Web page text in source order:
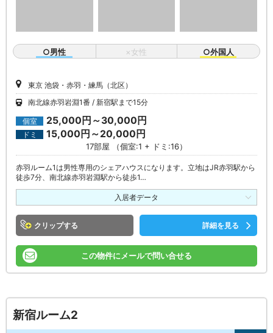
○男性 ×女性 ○外国人
東京 池袋・赤羽・練馬（北区）
南北線赤羽岩淵1番
新宿駅まで15分
個室 25,000円～30,000円
ドミ 15,000円～20,000円
17部屋 （個室:1 + ドミ:16）
赤羽ルーム1は男性専用のシェアハウスになります。立地はJR赤羽駅から
徒歩7分、南北線赤羽岩淵駅から徒歩1…
入居者データ
クリップ 詳細を見る
この物件にメールで問い合せる
新宿ルーム2